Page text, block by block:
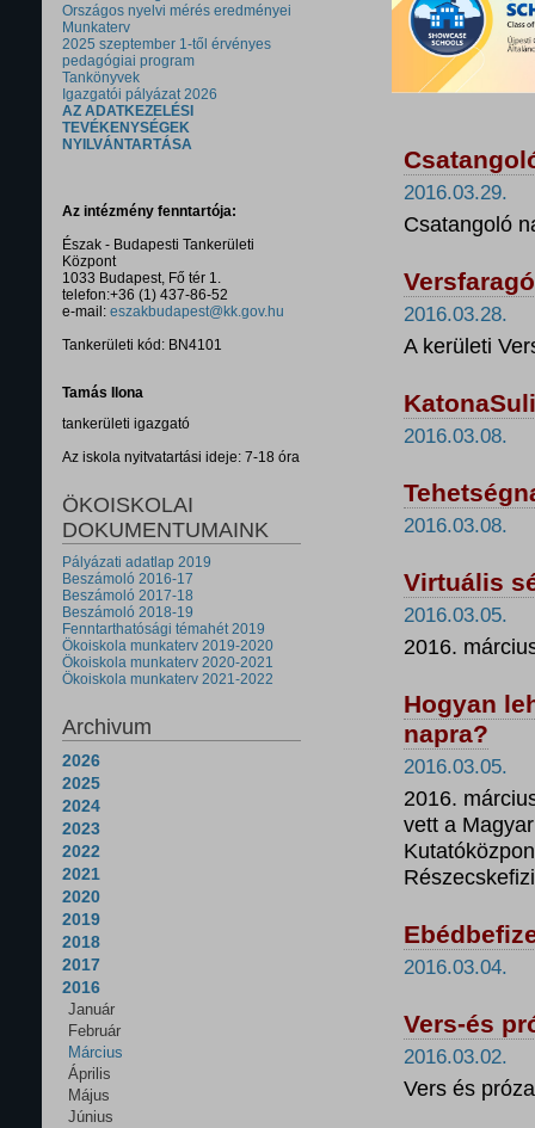
Országos nyelvi mérés eredményei
Munkaterv
2025 szeptember 1-től érvényes
pedagógiai program
Tankönyvek
Igazgatói pályázat 2026
AZ ADATKEZELÉSI
TEVÉKENYSÉGEK
NYILVÁNTARTÁSA
Az intézmény fenntartója:
Észak - Budapesti Tankerületi
Központ
1033 Budapest, Fő tér 1.
telefon:+36 (1) 437-86-52
e-mail: eszakbudapest@kk.gov.hu
Tankerületi kód: BN4101
Tamás Ilona
tankerületi igazgató
Az iskola nyitvatartási ideje: 7-18 óra
ÖKOISKOLAI
DOKUMENTUMAINK
Pályázati adatlap 2019
Beszámoló 2016-17
Beszámoló 2017-18
Beszámoló 2018-19
Fenntarthatósági témahét 2019
Ökoiskola munkaterv 2019-2020
Ökoiskola munkaterv 2020-2021
Ökoiskola munkaterv 2021-2022
Archivum
2026
2025
2024
2023
2022
2021
2020
2019
2018
2017
2016
Január
Február
Március
Április
Május
Június
2016.03.29.
Csatangoló
2016.03.28.
A kerületi
2016.03.08.
2016.03.08.
Virtuális
2016.03.05.
2016.
Hogyan
napra?
2016.03.05.
2016.
vett a
2016.03.04.
Vers-és
2016.03.02.
Vers és próza